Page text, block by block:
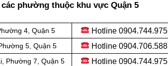
phường thuộc khu vực Quận 5
4, Quận 5 Hotline 0904.744.975
5, Quận 5 Hotline 0904.706.588
Phường 7, Quận 5 Hotline 0904.744.975